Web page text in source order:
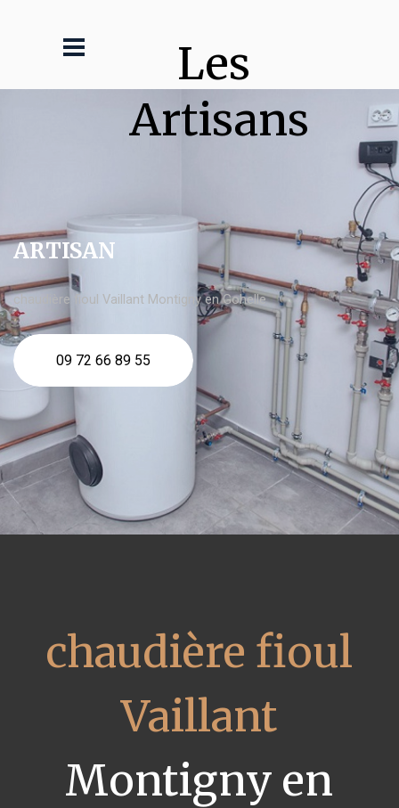
Les
Artisans
ARTISAN
chaudière fioul Vaillant Montigny en Gohelle
09 72 66 89 55
chaudière fioul
Vaillant
Montigny en